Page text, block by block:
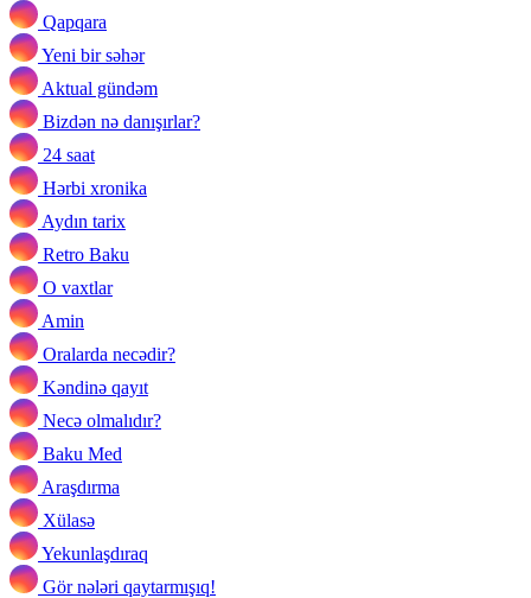
Qapqara
Yeni bir səhər
Aktual gündəm
Bizdən nə danışırlar?
24 saat
Hərbi xronika
Aydın tarix
Retro Baku
O vaxtlar
Amin
Oralarda necədir?
Kəndinə qayıt
Necə olmalıdır?
Baku Med
Araşdırma
Xülasə
Yekunlaşdıraq
Gör nələri qaytarmışıq!